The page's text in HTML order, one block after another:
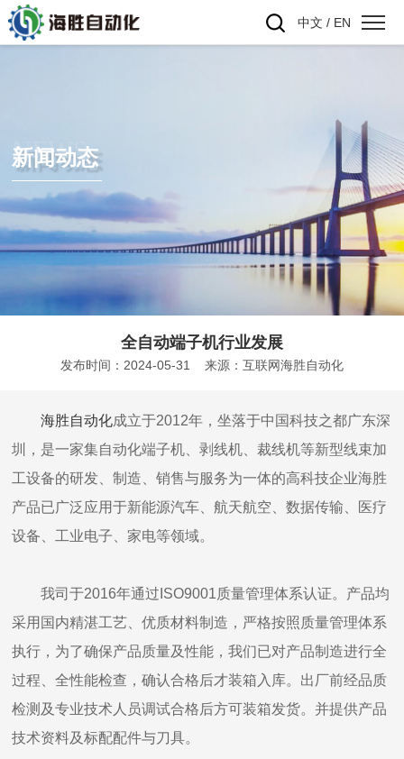
中文 / EN
NEWS
新闻动态
全自动端子机行业发展
发布时间：2024-05-31 来源：互联网海胜自动化
海胜自动化成立于2012年，坐落于中国科技之都广东深
圳，是一家集自动化端子机、剥线机、裁线机等新型线束加
工设备的研发、制造、销售与服务为一体的高科技企业海胜
产品已广泛应用于新能源汽车、航天航空、数据传输、医疗
设备、工业电子、家电等领域。
我司于2016年通过ISO9001质量管理体系认证。产品均
采用国内精湛工艺、优质材料制造，严格按照质量管理体系
执行，为了确保产品质量及性能，我们已对产品制造进行全
过程、全性能检查，确认合格后才装箱入库。出厂前经品质
检测及专业技术人员调试合格后方可装箱发货。并提供产品
技术资料及标配配件与刀具。